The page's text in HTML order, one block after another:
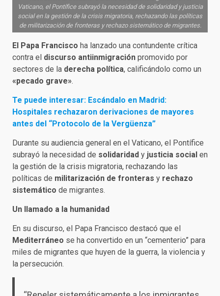
Vaticano, el Pontífice subrayó la necesidad de solidaridad y justicia
social en la gestión de la crisis migratoria, rechazando las políticas
de militarización de fronteras y rechazo sistemático de migrantes.
El Papa Francisco ha lanzado una contundente crítica
contra el discurso antiinmigración promovido por
sectores de la derecha política, calificándolo como un
«pecado grave».
Te puede interesar: Escándalo en Madrid:
Hospitales rechazaron derivaciones de mayores
antes del “Protocolo de la Vergüenza”
Durante su audiencia general en el Vaticano, el Pontífice
subrayó la necesidad de solidaridad y justicia social en
la gestión de la crisis migratoria, rechazando las
políticas de militarización de fronteras y rechazo
sistemático de migrantes.
Un llamado a la humanidad
En su discurso, el Papa Francisco destacó que el
Mediterráneo se ha convertido en un “cementerio” para
miles de migrantes que huyen de la guerra, la violencia y
la persecución.